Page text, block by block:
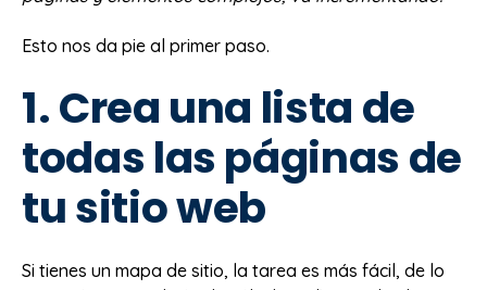
Esto nos da pie al primer paso.
1. Crea una lista de
todas las páginas de
tu sitio web
Si tienes un mapa de sitio, la tarea es más fácil, de lo